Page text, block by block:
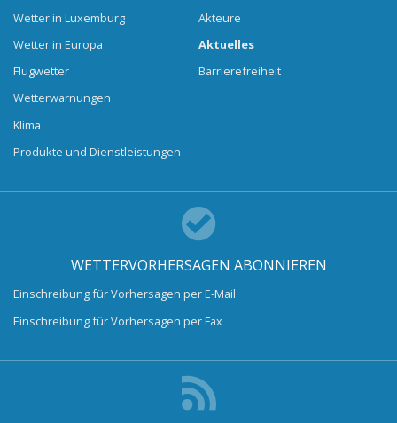
Wetter in Luxemburg
Wetter in Europa
Flugwetter
Wetterwarnungen
Klima
Produkte und Dienstleistungen
Akteure
Aktuelles
Barrierefreiheit
WETTERVORHERSAGEN ABONNIEREN
Einschreibung für Vorhersagen per E-Mail
Einschreibung für Vorhersagen per Fax